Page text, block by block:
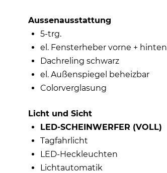
Aussenausstattung
5-trg.
el. Fensterheber vorne + hinten
Dachreling schwarz
el. Außenspiegel beheizbar
Colorverglasung
Licht und Sicht
LED-SCHEINWERFER (VOLL)
Tagfahrlicht
LED-Heckleuchten
Lichtautomatik